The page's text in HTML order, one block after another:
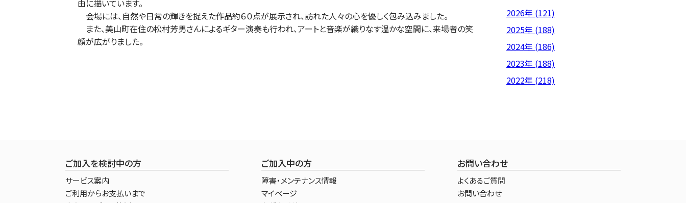
由に描いています。
会場には、自然や日常の輝きを捉えた作品約６０点が展示され、訪れた人々の心を優しく包み込みました。
また、美山町在住の松村芳男さんによるギター演奏も行われ、アートと音楽が織りなす温かな空間に、来場者の笑
顔が広がりました。
2026年 (121)
2025年 (188)
2024年 (186)
2023年 (188)
2022年 (218)
ご加入を検討中の方
サービス案内
ご利用からお支払いまで
ご加入中の方
障害・メンテナンス情報
マイページ
お問い合わせ
よくあるご質問
お問い合わせ